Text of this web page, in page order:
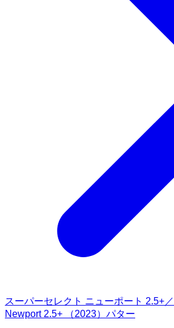
スーパーセレクト ニューポート 2.5+
Newport 2.5+ （2023）パター